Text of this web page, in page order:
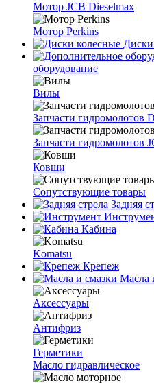
Мотор JCB Dieselmax
Мотор Perkins
оборудование
Вилы
Запчасти гидромолотов
Запчасти гидромолотов
Ковши
Сопутствующие товары
Задняя
Кабина
Komatsu
Крепеж
Масла
Аксессуары
Антифриз
Герметики
Масло гидравлическое